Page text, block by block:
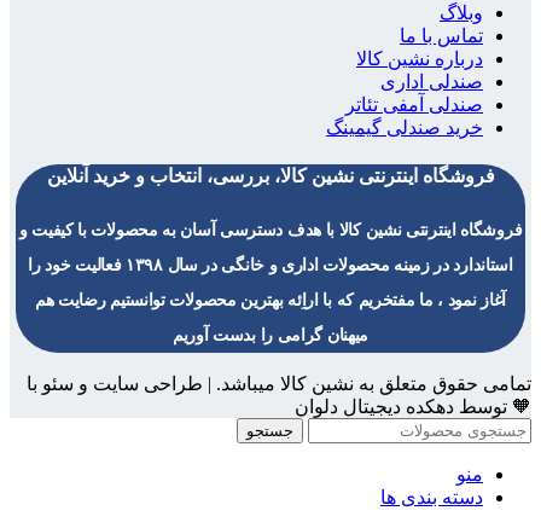
وبلاگ
تماس با ما
درباره نشین کالا
صندلی اداری
صندلی آمفی تئاتر
خرید صندلی گیمینگ
فروشگاه اینترنتی نشین کالا، بررسی، انتخاب و خرید آنلاین
فروشگاه اینترنتی نشین کالا با هدف دسترسی آسان به محصولات با کیفیت و
استاندارد در زمینه محصولات اداری و خانگی در سال ۱۳۹۸ فعالیت خود را
آغاز نمود ، ما مفتخریم که با اراِئه بهترین محصولات توانستیم رضایت هم
میهنان گرامی را بدست آوریم
تمامی حقوق متعلق به نشین کالا میباشد. | طراحی سایت و سئو با
🧡 توسط دهکده دیجیتال دلوان
جستجو
منو
دسته بندی ها